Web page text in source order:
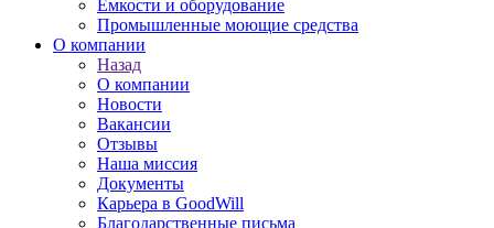
Ёмкости и оборудование
Промышленные моющие средства
О компании
Назад
О компании
Новости
Вакансии
Отзывы
Наша миссия
Документы
Карьера в GoodWill
Благодарственные письма